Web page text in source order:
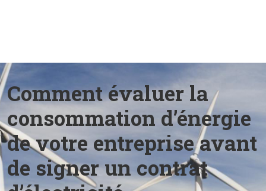
Comment évaluer la
consommation d’énergie
de votre entreprise avant
de signer un contrat